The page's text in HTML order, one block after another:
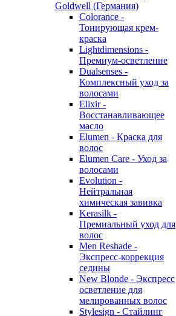
Goldwell (Германия)
Colorance -
Тонирующая крем-
краска
Lightdimensions -
Премиум-осветление
Dualsenses -
Комплексный уход за
волосами
Elixir -
Восстанавливающее
масло
Elumen - Краска для
волос
Elumen Care - Уход за
волосами
Evolution -
Нейтральная
химическая завивка
Kerasilk -
Премиальный уход для
волос
Men Reshade -
Экспресс-коррекция
седины
New Blonde - Экспресс
осветление для
мелированных волос
Stylesign - Стайлинг